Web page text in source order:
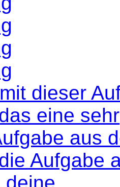
dieser
eine sehr
aus
Aufgabe